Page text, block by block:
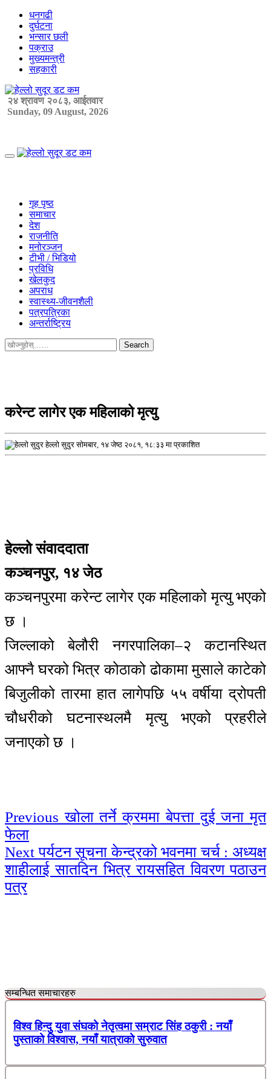
Skip
content
धनगढी
दुर्घटना
भन्सार छली
पक्राउ
मुख्यमन्त्री
सहकारी
२४ श्रावण २०८३, आईतवार
Sunday, 09 August, 2026
Primary
गृह पृष्ठ
समाचार
देश
राजनीति
मनोरञ्जन
टीभी / भिडियो
प्रविधि
खेलकुद
अपराध
स्वास्थ्य-जीवनशैली
पत्रपत्रिका
अन्तर्राष्ट्रिय
Search
for:
करेन्ट लागेर एक महिलाको मृत्यु
हेल्लो सुदुर सोमबार, १४ जेष्ठ २०८१, १८:३३ मा प्रकाशित
हेल्लो संवाददाता
कञ्चनपुर, १४ जेठ
कञ्चनपुरमा करेन्ट लागेर एक महिलाको मृत्यु भएको
छ ।
जिल्लाको बेलौरी नगरपालिका–२ कटानस्थित
आफ्नै घरको भित्र कोठाको ढोकामा मुसाले काटेको
बिजुलीको तारमा हात लागेपछि ५५ वर्षीया द्रोपती
चौधरीको घटनास्थलमै मृत्यु भएको प्रहरीले
जनाएको छ ।
Continue
Reading
Previous खोला तर्ने क्रममा बेपत्ता दुई जना मृत
फेला
Next पर्यटन सूचना केन्द्रको भवनमा चर्च : अध्यक्ष
शाहीलाई सातदिन भित्र रायसहित विवरण पठाउन
पत्र
सम्बन्धित समाचारहरु
विश्व हिन्दु युवा संघको नेतृत्वमा सम्राट सिंह ठकुरी : नयाँ
पुस्ताको विश्वास, नयाँ यात्राको सुरुवात